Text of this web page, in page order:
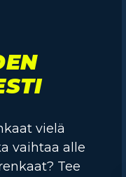
vielä
vaihtaa alle
Tee